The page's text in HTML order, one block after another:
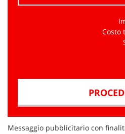
Costo
Contattaci
Messaggio pubblicitario con